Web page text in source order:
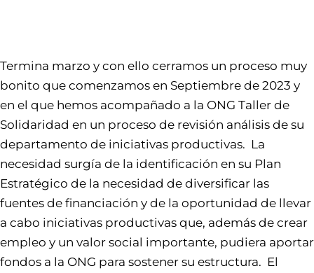
Termina marzo y con ello cerramos un proceso muy
bonito que comenzamos en Septiembre de 2023 y
en el que hemos acompañado a la ONG Taller de
Solidaridad en un proceso de revisión análisis de su
departamento de iniciativas productivas. La
necesidad surgía de la identificación en su Plan
Estratégico de la necesidad de diversificar las
fuentes de financiación y de la oportunidad de llevar
a cabo iniciativas productivas que, además de crear
empleo y un valor social importante, pudiera aportar
fondos a la ONG para sostener su estructura. El